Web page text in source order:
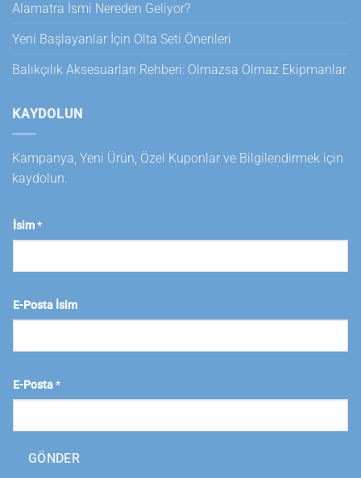
Alamatra İsmi Nereden Geliyor?
Yeni Başlayanlar İçin Olta Seti Önerileri
Balıkçılık Aksesuarları Rehberi: Olmazsa Olmaz Ekipmanlar
KAYDOLUN
Kampanya, Yeni Ürün, Özel Kuponlar ve Bilgilendirmek için
kaydolun.
İsim*
E-Posta İsim
E-Posta*
GÖNDER